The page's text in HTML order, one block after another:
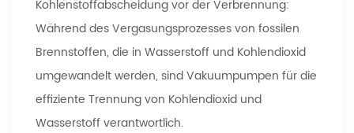
Kohlenstoffabscheidung vor der Verbrennung:
Während des Vergasungsprozesses von fossilen
Brennstoffen, die in Wasserstoff und Kohlendioxid
umgewandelt werden, sind Vakuumpumpen für die
effiziente Trennung von Kohlendioxid und
Wasserstoff verantwortlich.